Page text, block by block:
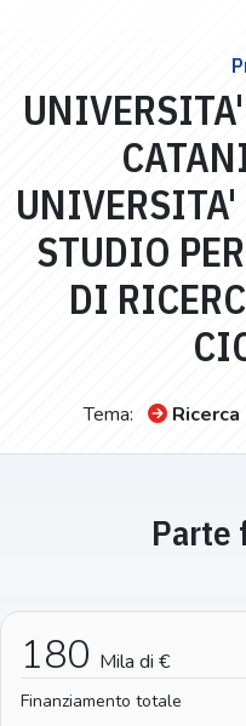
STUDIO
DI
Tema:
Parte
180 Mila di €
Finanziamento totale